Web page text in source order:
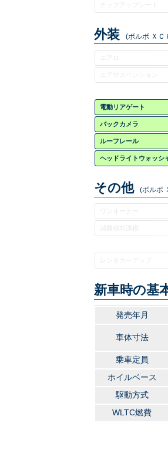
外装 (ボルボ Ｘ
電動リアゲート
バックカメラ
ルーフレール
ヘッドライトウォッシ
その他 (ボルボ
ワンオーナー
消費税非課税
レンタカーアップ
新車時の基
発売年月
車体寸法
乗車定員
ホイルベース
駆動方式
WLTC燃費